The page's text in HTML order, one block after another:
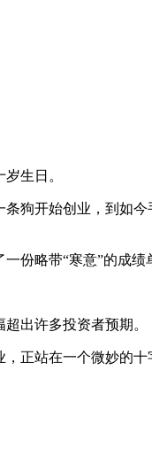
生日。
狗开始创业，到如
略带“寒意”的成绩
出许多投资者预期。
正站在一个微妙的